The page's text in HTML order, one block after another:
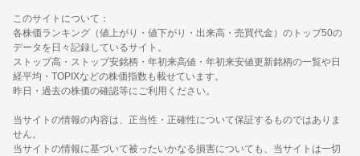
このサイトについて：
各株価ランキング（値上がり・値下がり・出来高・売買代金）のトップ50の
データを日々記録しているサイト。
ストップ高・ストップ安銘柄・年初来高値・年初来安値更新銘柄の一覧や日
経平均・TOPIXなどの株価指数も載せています。
昨日・過去の株価の確認等にご利用ください。
当サイトの情報の内容は、正当性・正確性について保証するものではありま
せん。
当サイトの情報に基づいて被ったいかなる損害についても、当サイトは一切